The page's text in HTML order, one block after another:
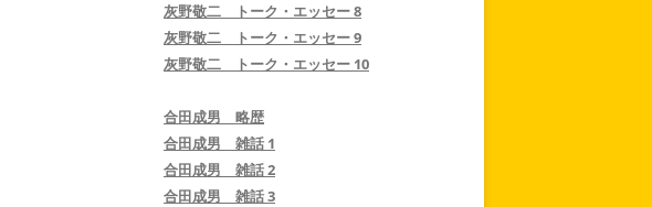
灰野敬二 トーク・エッセー 8
灰野敬二 トーク・エッセー 9
灰野敬二 トーク・エッセー 10
合田成男 略歴
合田成男 雑話 1
合田成男 雑話 2
合田成男 雑話 3